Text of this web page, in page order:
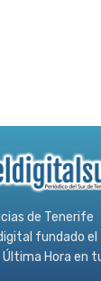
de Tenerife
fundado
Última Hora en